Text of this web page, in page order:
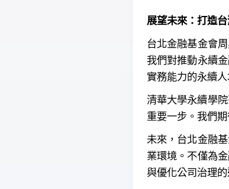
展望未來：打造
台北金融基金會
我們對推動永續
實務能力的永續人
清華大學永續學
重要一步。我們
未來，台北金融
業環境。不僅為
與優化公司治理